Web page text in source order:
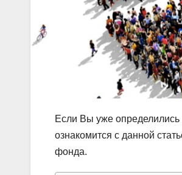
Если Вы уже определились
ознакомится с данной
фонда.